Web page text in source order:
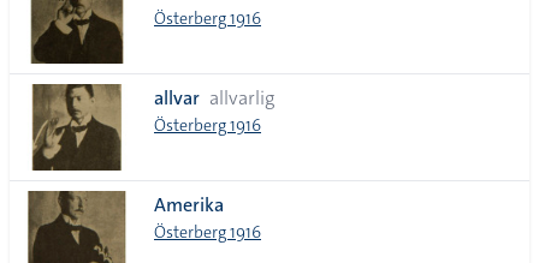
Österberg 1916
allvar allvarlig
Österberg 1916
Amerika
Österberg 1916